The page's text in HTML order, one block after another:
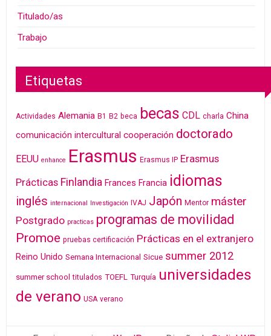
Titulado/as
Trabajo
Etiquetas
Actividades Alemania B1 B2 beca becas CDL charla China
comunicación intercultural cooperación doctorado
EEUU enhance Erasmus Erasmus IP Erasmus
Prácticas Finlandia Frances Francia idiomas
inglés internacional Investigación IVAJ Japón Mentor máster
Postgrado practicas programas de movilidad
Promoe pruebas certificación Prácticas en el extranjero
Reino Unido Semana Internacional Sicue summer 2012
summer school titulados TOEFL Turquía universidades
de verano USA verano